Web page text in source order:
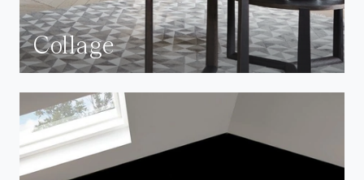
Collage